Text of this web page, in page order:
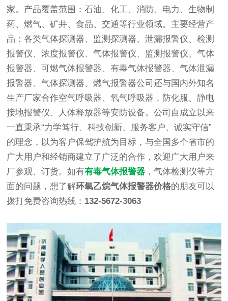
家。产品覆盖范围：石油、化工、消防、电力、生物制
药、燃气、矿井、食品、交通等行业领域。主要经营产
品：各类气体探测器、监测探测器、泄漏报警仪、检测
报警仪、浓度报警仪、气体报警仪、监测报警仪、气体
报警器、可燃气体报警器、有毒气体报警器、气体泄漏
报警器、气体探测器、燃气报警器公司还与国内外知名
生产厂家合作空气呼吸器、氧气呼吸器，防化服、静电
接地报警仪、人体释放器等安防设备。公司自成立以来
一直秉承“力学笃行、科技创新、服务客户、诚实守信”
的理念，以为客户保驾护航为目标，与全国多个省市的
广大用户和经销商建立了广泛的合作，欢迎广大用户来
厂参观、订货。如有有毒气体报警器 ，气体检测仪等方
面的问题，想了解环氧乙烷气体报警器价格的朋友可以
拨打免费咨询热线： 132-5672-3063